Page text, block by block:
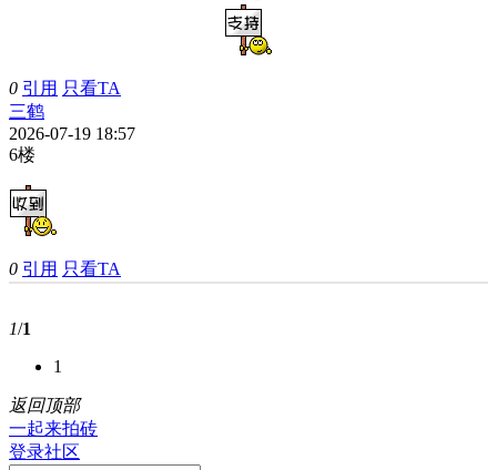
0 引用 只看TA
三鹤
2026-07-19 18:57
6楼
0 引用 只看TA
1/1
1
返回顶部
一起来拍砖
登录社区